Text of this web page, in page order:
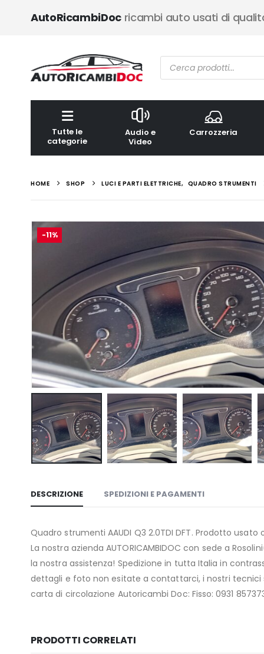
AutoRicambiDocricambi auto usati di
Ricerca
prodotti
Tutte le
categorie
Audio e
Video
Carrozzeria
HOME SHOP LUCI E PARTI ELETTRICHE, QUADRO STRUMENTI
-11%
DESCRIZIONE SPEDIZIONI E PAGAMENTI
Quadro strumenti AAUDI Q3 2.0TDI DFT. Prodotto
La nostra azienda AUTORICAMBIDOC con sede a
la nostra assistenza! Spedizione in tutta Italia in
dettagli e foto non esitate a contattarci, i nostri tecnici
carta di circolazione Autoricambi Doc: Fisso: 0931
PRODOTTI CORRELATI